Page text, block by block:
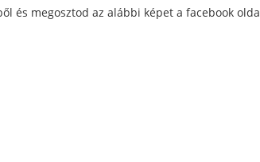
és megosztod az alábbi képet a facebook